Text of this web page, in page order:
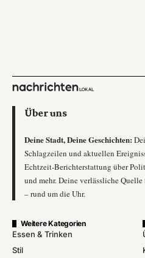
Über uns
Deine Stadt, Deine Geschichten:
Schlagzeilen und aktuellen
Echtzeit-Berichterstattung über
und mehr. Deine verlässliche
– rund um die Uhr.
Weitere Kategorien
Essen & Trinken
Stil